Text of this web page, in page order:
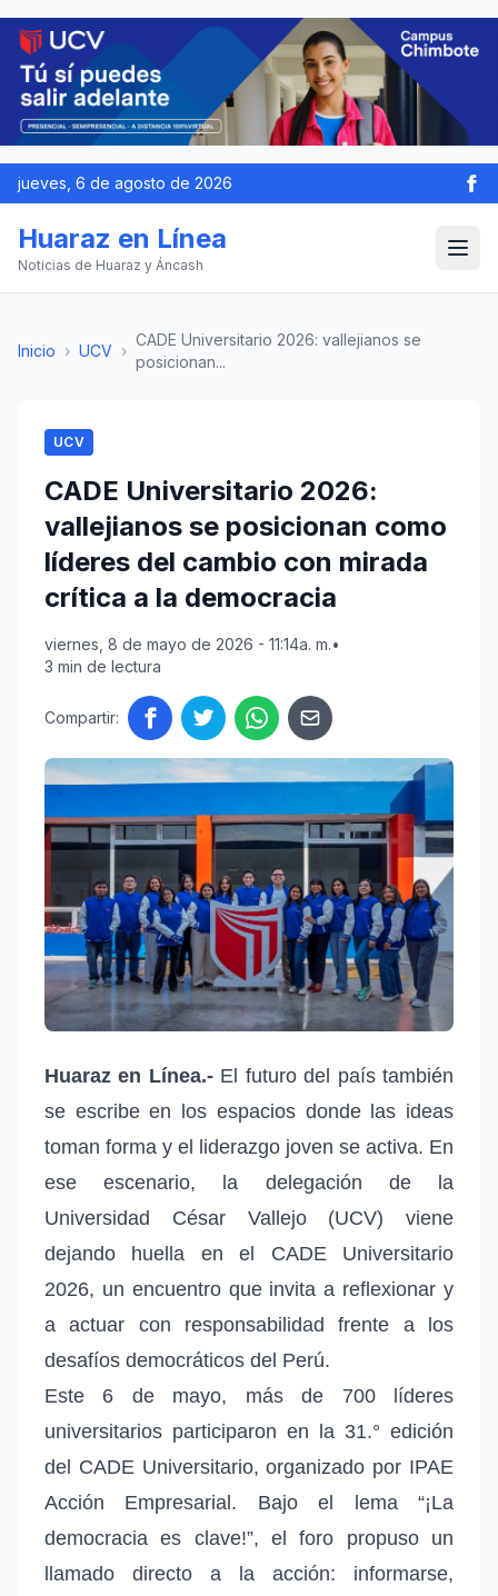
jueves, 6 de agosto de 2026
Huaraz en Línea
Noticias de Huaraz y Áncash
Inicio › UCV ›
CADE Universitario 2026: vallejianos se
posicionan...
UCV
CADE Universitario 2026:
vallejianos se posicionan como
líderes del cambio con mirada
crítica a la democracia
viernes, 8 de mayo de 2026 - 11:14a. m.•
3 min de lectura
Compartir:
Huaraz en Línea.- El futuro del país también
se escribe en los espacios donde las ideas
toman forma y el liderazgo joven se activa. En
ese escenario, la delegación de la
Universidad César Vallejo (UCV) viene
dejando huella en el CADE Universitario
2026, un encuentro que invita a reflexionar y
a actuar con responsabilidad frente a los
desafíos democráticos del Perú.
Este 6 de mayo, más de 700 líderes
universitarios participaron en la 31.° edición
del CADE Universitario, organizado por IPAE
Acción Empresarial. Bajo el lema “¡La
democracia es clave!”, el foro propuso un
llamado directo a la acción: informarse,